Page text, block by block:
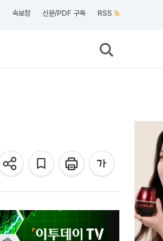
속보창 신문/PDF 구독 RSS